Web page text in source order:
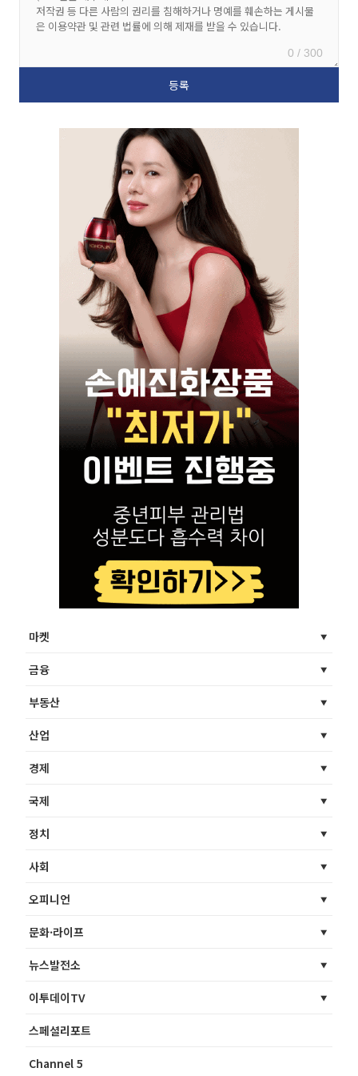
0 / 300
마켓
금융
부동산
산업
경제
국제
정치
사회
오피니언
문화·라이프
뉴스발전소
이투데이TV
스페셜리포트
Channel 5